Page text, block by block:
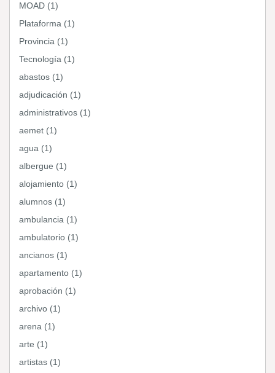
MOAD (1)
Plataforma (1)
Provincia (1)
Tecnología (1)
abastos (1)
adjudicación (1)
administrativos (1)
aemet (1)
agua (1)
albergue (1)
alojamiento (1)
alumnos (1)
ambulancia (1)
ambulatorio (1)
ancianos (1)
apartamento (1)
aprobación (1)
archivo (1)
arena (1)
arte (1)
artistas (1)